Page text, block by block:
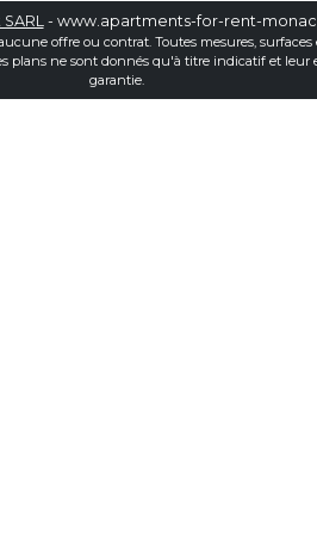
- www.apartments-for-rent-
offre ou contrat. Toutes mesures, surfaces
plans ne sont donnés qu'à titre indicatif et leur
garantie.